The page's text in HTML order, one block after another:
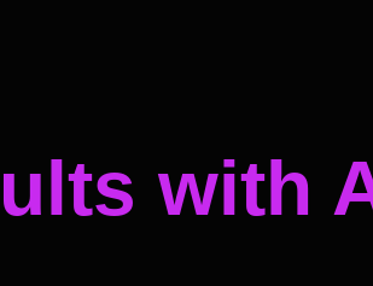
with